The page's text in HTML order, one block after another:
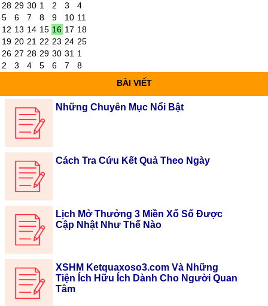
28 29 30 1 2 3
4
5
6 7 8 9 10 11
12 13 14 15 16 17 18
19 20 21 22 23 24 25
26 27 28 29 30 31 1
2
3 4 5 6 7
8
BÀI VIẾT
Những Chuyên Mục Nổi Bật
Cách Tra Cứu Kết Quả Theo Ngày
Lịch Mở Thưởng 3 Miền Xổ Số Được
Cập Nhật Như Thế Nào
XSHM Ketquaxoso3.com Và Những
Tiện Ích Hữu Ích Dành Cho Người Quan
Tâm